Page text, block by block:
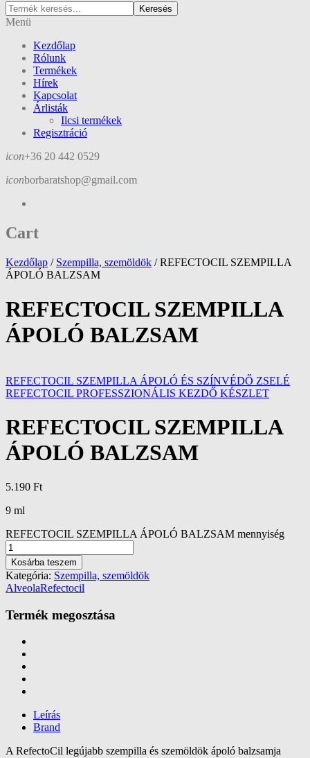
Keresés
Menü
Kezdőlap
Rólunk
Termékek
Hírek
Kapcsolat
Árlisták
Ilcsi termékek
Regisztráció
icon+36 20 442 0529
iconborbaratshop@gmail.com
Cart
Kezdőlap / Szempilla, szemöldök /REFECTOCIL SZEMPILLA
ÁPOLÓ BALZSAM
REFECTOCIL SZEMPILLA
ÁPOLÓ BALZSAM
REFECTOCIL SZEMPILLA ÁPOLÓ ÉS SZÍNVÉDŐ ZSELÉ
REFECTOCIL PROFESSZIONÁLIS KEZDŐ KÉSZLET
REFECTOCIL SZEMPILLA
ÁPOLÓ BALZSAM
5.190 Ft
9 ml
REFECTOCIL SZEMPILLA ÁPOLÓ BALZSAM mennyiség
Kosárba teszem
Kategória: Szempilla, szemöldök
AlveolaRefectocil
Termék megosztása
Leírás
Brand
A RefectoCil legújabb szempilla és szemöldök ápoló balzsamja